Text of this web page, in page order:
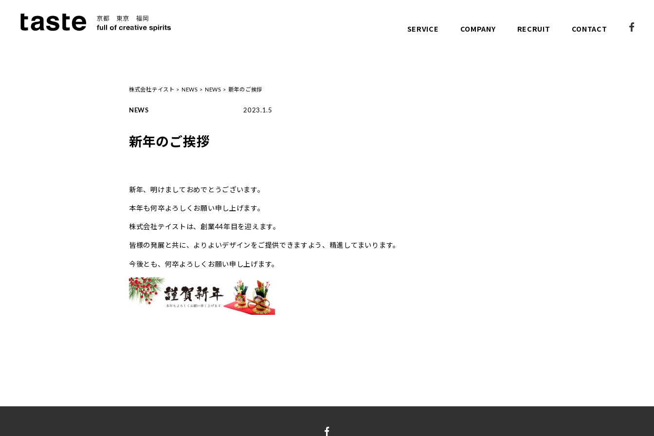
SERVICE COMPANY RECRUIT CONTACT
株式会社テイスト > NEWS > NEWS > 新年のご挨拶
NEWS 2023.1.5
新年のご挨拶
新年、明けましておめでとうございます。
本年も何卒よろしくお願い申し上げます。
株式会社テイストは、創業44年目を迎えます。
皆様の発展と共に、よりよいデザインをご提供できますよう、精進してまいります。
今後とも、何卒よろしくお願い申し上げます。